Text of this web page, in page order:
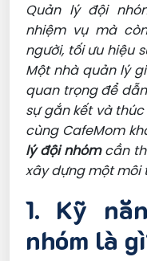
Quản lý đội
nhiệm vụ mà
người, tối ưu hiệu
Một nhà quản lý
quan trọng để
sự gắn kết và
cùng CafeMom
lý đội nhómcần
xây dựng một môi
1. Kỹ
nhóm là